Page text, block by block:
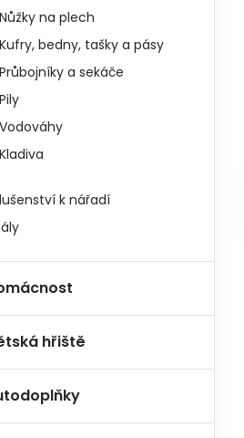
Nůžky na plech
Kufry, bedny, tašky a pásy
Průbojníky a sekáče
Pily
Vodováhy
Kladiva
k nářadí
hřiště